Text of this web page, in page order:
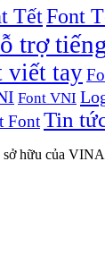
TếtFont
trợ
viết tay
Font VNI
FontTin
sở hữu của